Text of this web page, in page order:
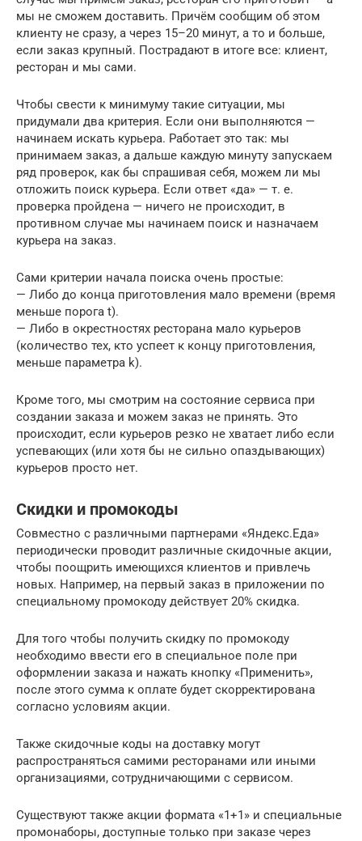
мы не сможем доставить. Причём сообщим об этом
клиенту не сразу, а через 15–20 минут, а то и больше,
если заказ крупный. Пострадают в итоге все: клиент,
ресторан и мы сами.
Чтобы свести к минимуму такие ситуации, мы
придумали два критерия. Если они выполняются —
начинаем искать курьера. Работает это так: мы
принимаем заказ, а дальше каждую минуту запускаем
ряд проверок, как бы спрашивая себя, можем ли мы
отложить поиск курьера. Если ответ «да» — т. е.
проверка пройдена — ничего не происходит, в
противном случае мы начинаем поиск и назначаем
курьера на заказ.
Сами критерии начала поиска очень простые:
— Либо до конца приготовления мало времени (время
меньше порога t).
— Либо в окрестностях ресторана мало курьеров
(количество тех, кто успеет к концу приготовления,
меньше параметра k).
Кроме того, мы смотрим на состояние сервиса при
создании заказа и можем заказ не принять. Это
происходит, если курьеров резко не хватает либо если
успевающих (или хотя бы не сильно опаздывающих)
курьеров просто нет.
Скидки и промокоды
Совместно с различными партнерами «Яндекс.Еда»
периодически проводит различные скидочные акции,
чтобы поощрить имеющихся клиентов и привлечь
новых. Например, на первый заказ в приложении по
специальному промокоду действует 20% скидка.
Для того чтобы получить скидку по промокоду
необходимо ввести его в специальное поле при
оформлении заказа и нажать кнопку «Применить»,
после этого сумма к оплате будет скорректирована
согласно условиям акции.
Также скидочные коды на доставку могут
распространяться самими ресторанами или иными
организациями, сотрудничающими с сервисом.
Существуют также акции формата «1+1» и специальные
промонаборы, доступные только при заказе через